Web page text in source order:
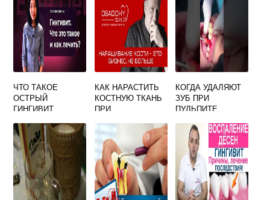
ЧТО ТАКОЕ
ОСТРЫЙ
ГИНГИВИТ
КАК НАРАСТИТЬ
КОСТНУЮ ТКАНЬ
ПРИ
КОГДА УДАЛЯЮТ
ЗУБ ПРИ
ПУЛЬПИТЕ